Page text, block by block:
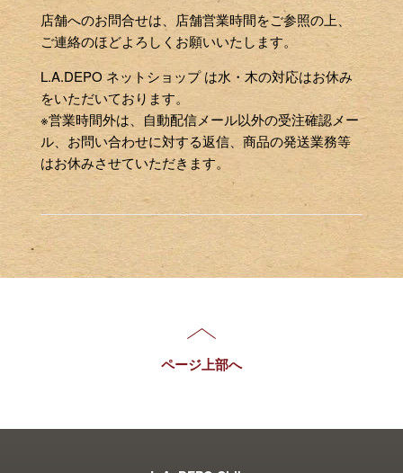
店舗へのお問合せは、店舗営業時間をご参照の上、
ご連絡のほどよろしくお願いいたします。
L.A.DEPO ネットショップ は水・木の対応はお休み
をいただいております。
※営業時間外は、自動配信メール以外の受注確認メー
ル、お問い合わせに対する返信、商品の発送業務等
はお休みさせていただきます。
ページ上部へ